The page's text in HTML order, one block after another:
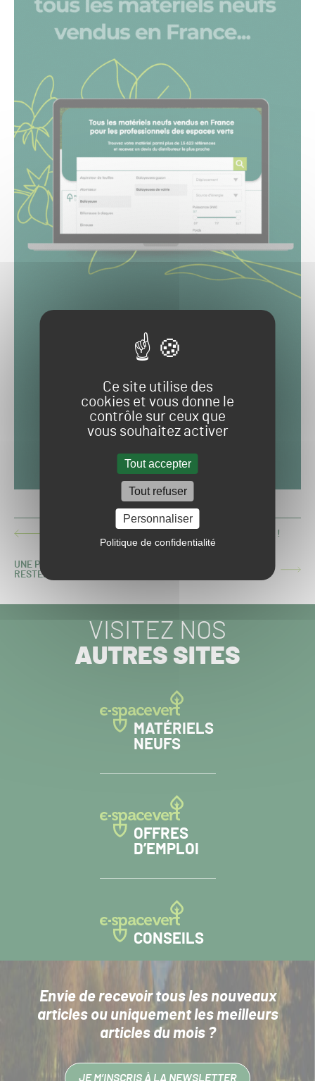
Ce site utilise des
cookies et vous donne le
contrôle sur ceux que
vous souhaitez activer
Tout accepter
Tout refuser
Personnaliser
Politique de confidentialité
ARTICLE
[NÉCROLOGIE] BONS BAISERS DE TERRE BLANCHE !
ARTICLE
SUIVANT :
UNE PÉTITION POUR QUE LES PARCOURS DE GOLF
RESTENT OUVERTS EN ANGLETERRE
VISITEZ NOS
AUTRES SITES
MATÉRIELS
NEUFS
OFFRES
D’EMPLOI
CONSEILS
Envie de recevoir tous les nouveaux
articlesou uniquement les meilleurs
articles du mois ?
JE M’INSCRIS À LA NEWSLETTER